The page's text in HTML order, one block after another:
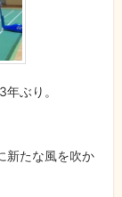
ぶり。
新たな風を吹か